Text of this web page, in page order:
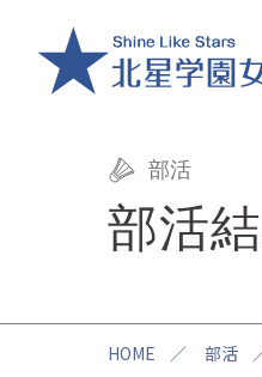
部活
部活
HOME ／ 部活